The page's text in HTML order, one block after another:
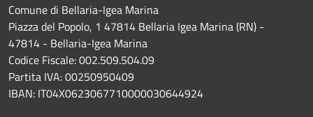
Comune di Bellaria-Igea Marina
Piazza del Popolo, 1 47814 Bellaria Igea Marina (RN) -
47814 - Bellaria-Igea Marina
Codice Fiscale: 002.509.504.09
Partita IVA: 00250950409
IBAN: IT04X0623067710000030644924